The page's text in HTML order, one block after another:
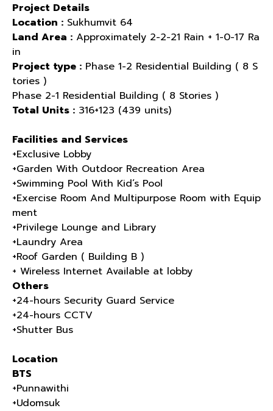
Project Details
Location : Sukhumvit 64
Land Area : Approximately 2-2-21 Rain + 1-0-17 Ra
in
Project type : Phase 1-2 Residential Building ( 8 S
tories )
Phase 2-1 Residential Building ( 8 Stories )
Total Units : 316+123 (439 units)
Facilities and Services
+Exclusive Lobby
+Garden With Outdoor Recreation Area
+Swimming Pool With Kid’s Pool
+Exercise Room And Multipurpose Room with Equip
ment
+Privilege Lounge and Library
+Laundry Area
+Roof Garden ( Building B )
+ Wireless Internet Available at lobby
Others
+24-hours Security Guard Service
+24-hours CCTV
+Shutter Bus
Location
BTS
+Punnawithi
+Udomsuk